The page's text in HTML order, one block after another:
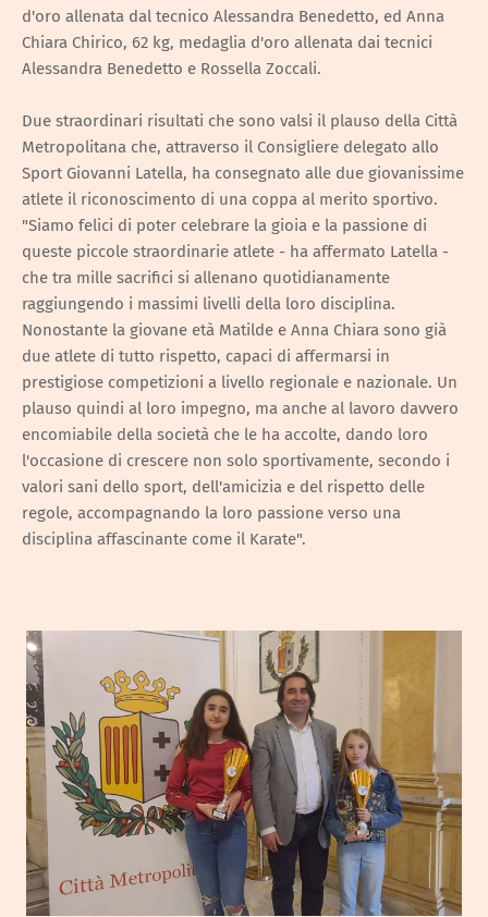
d'oro allenata dal tecnico Alessandra Benedetto, ed Anna
Chiara Chirico, 62 kg, medaglia d'oro allenata dai tecnici
Alessandra Benedetto e Rossella Zoccali.
Due straordinari risultati che sono valsi il plauso della Città
Metropolitana che, attraverso il Consigliere delegato allo
Sport Giovanni Latella, ha consegnato alle due giovanissime
atlete il riconoscimento di una coppa al merito sportivo.
"Siamo felici di poter celebrare la gioia e la passione di
queste piccole straordinarie atlete - ha affermato Latella -
che tra mille sacrifici si allenano quotidianamente
raggiungendo i massimi livelli della loro disciplina.
Nonostante la giovane età Matilde e Anna Chiara sono già
due atlete di tutto rispetto, capaci di affermarsi in
prestigiose competizioni a livello regionale e nazionale. Un
plauso quindi al loro impegno, ma anche al lavoro davvero
encomiabile della società che le ha accolte, dando loro
l'occasione di crescere non solo sportivamente, secondo i
valori sani dello sport, dell'amicizia e del rispetto delle
regole, accompagnando la loro passione verso una
disciplina affascinante come il Karate".